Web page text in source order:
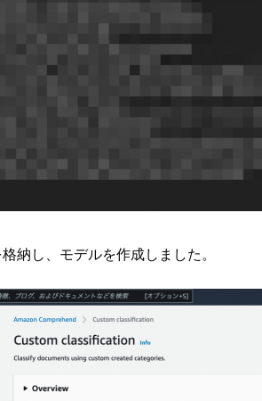
納し、モデルを作成しました。